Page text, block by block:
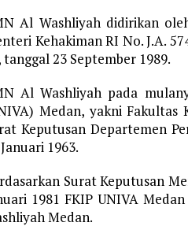
Al Washliyah didirikan
Kehakiman RI No. J.A.
tanggal 23 September 1989.
Al Washliyah pada
Medan, yakni Fakultas
Keputusan Departemen
1963.
Surat Keputusan
1981 FKIP UNIVA
Medan.